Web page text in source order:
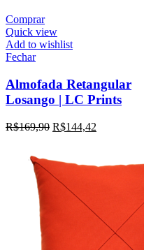
Comprar
Quick view
Add to wishlist
Fechar
Almofada Retangular
Losango | LC Prints
R$169,90 R$144,42